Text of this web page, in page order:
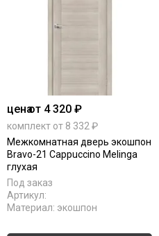
ценаот 4 320 ₽
комплект от 8 332 ₽
Межкомнатная дверь экошпон
Bravo-21 Cappuccino Melinga
глухая
Под заказ
Артикул:
Материал: экошпон